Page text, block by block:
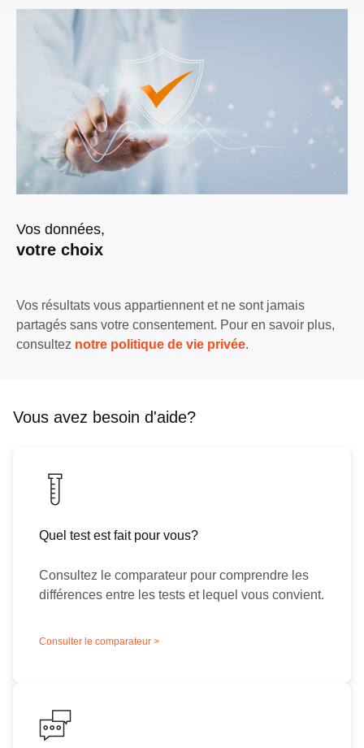
Vos données,
votre choix
Vos résultats vous appartiennent et ne sont jamais
partagés sans votre consentement. Pour en savoir plus,
consultez notre politique de vie privée.
Vous avez besoin d'aide?
Quel test est fait pour vous?
Consultez le comparateur pour comprendre les
différences entre les tests et lequel vous convient.
Consulter le comparateur >